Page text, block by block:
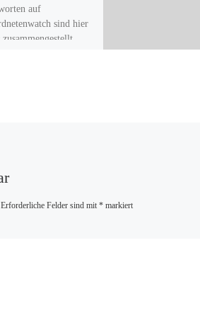
auf
sind hier
Erforderliche Felder sind mit *markiert